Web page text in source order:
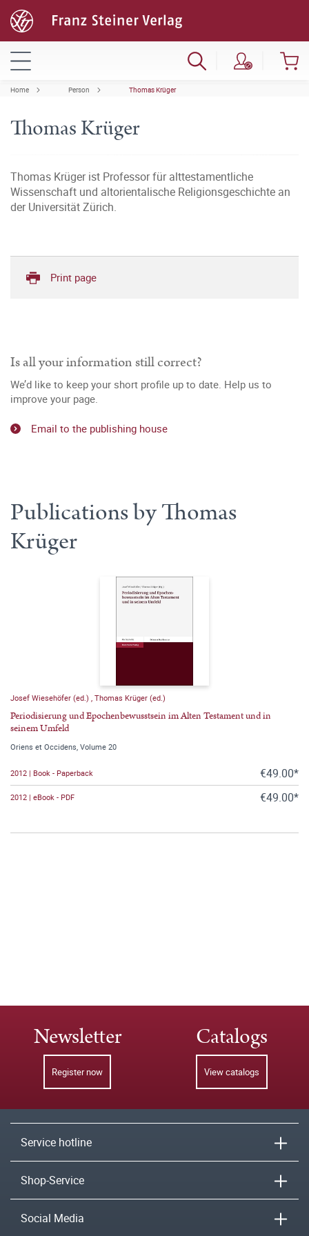
Home Person Thomas Krüger
Thomas Krüger
Thomas Krüger ist Professor für alttestamentliche
Wissenschaft und altorientalische Religionsgeschichte an
der Universität Zürich.
Print page
Is all your information still correct?
We’d like to keep your short profile up to date. Help us to
improve your page.
Email to the publishing house
Publications by Thomas
Krüger
Josef Wiesehöfer (ed.) Thomas Krüger (ed.)
Periodisierung und Epochenbewusstsein im Alten Testament und in
seinem Umfeld
Oriens et Occidens, Volume 20
2012 | Book - Paperback €49.00*
2012 | eBook - PDF €49.00*
Newsletter
Register now
Catalogs
View catalogs
Service hotline
Shop-Service
Social Media